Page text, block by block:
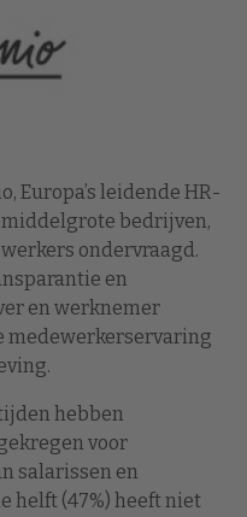
Europa’s leidende HR-
bedrijven,
ondervraagd.
en
en werknemer
medewerkerservaring
hebben
voor
salarissen en
helft (47%) heeft niet